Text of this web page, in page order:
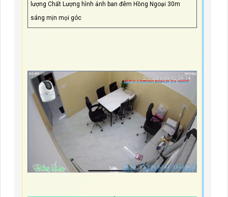
lượng Chất Lượng hình ảnh ban đêm Hồng Ngoại 30m
sáng mịn mọi góc